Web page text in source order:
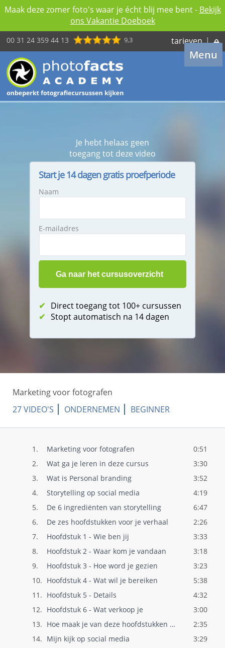
Maak deze zomer foto's waar je écht blij mee bent - Bekijk
ons Vakantie Doeboek
00 31 24 359 44 13 9,3 tarieven |
Menu
Je hebt helaas geen
toegang tot deze video
Start je 14 dagen gratis proefperiode
Naam
E-mailadres
✔ Direct toegang tot 100+ cursussen
✔ Stopt automatisch na 14 dagen
Marketing voor fotografen
27 VIDEO'S
ONDERNEMEN BEGINNER
1. Marketing voor fotografen
0:51
2.
Wat ga je leren in deze cursus
3:30
3.
Wat is Personal branding
3:52
4.
Storytelling op social media
4:19
5.
De 6 ingrediënten van storytelling
6:47
6.
De zes hoofdstukken voor je verhaal
2:26
7.
Hoofdstuk 1 - Wie ben jij
3:33
8.
Hoofdstuk 2 - Waar kom je vandaan
3:18
9.
Hoofdstuk 3 - Hoe word je gezien
3:23
10. Hoofdstuk 4 - Wat wil je bereiken
5:38
11. Hoofdstuk 5 - Details
4:32
12. Hoofdstuk 6 - Wat verkoop je
3:00
13.
Hoe maak je van deze hoofdstukken een st..
2:35
14. Mijn kijk op social media
3:29